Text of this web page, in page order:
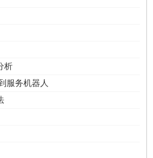
析
服务机器人